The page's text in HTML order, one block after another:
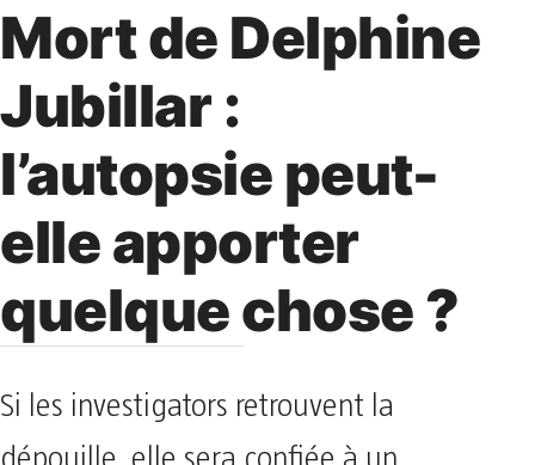
Mort de Delphine
Jubillar :
l’autopsie peut-
elle apporter
quelque chose ?
Si les investigators retrouvent la